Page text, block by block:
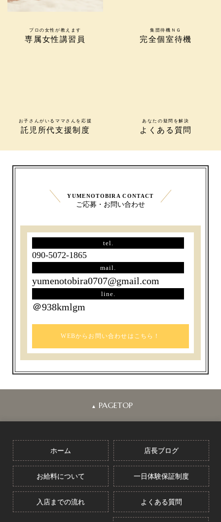
プロの女性が教えます
専属女性講習員
集団待機ＮＧ
完全個室待機
お子さんがいるママさんを応援
託児所代支援制度
あなたの疑問を解決
よくある質問
YUMENOTOBIRA CONTACT
ご応募・お問い合わせ
tel.
090-5072-1865
mail.
yumenotobira0707@gmail.com
line.
＠938kmlgm
WEBからお問い合わせはこちら！
▲ PAGETOP
ホーム 店長ブログ
お給料について 一日体験保証制度
入店までの流れ よくある質問